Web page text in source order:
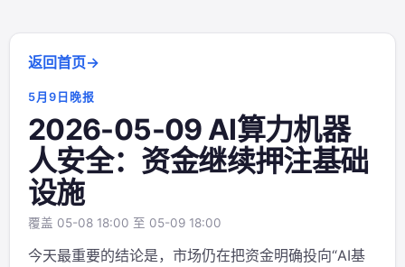
返回首页
5月9日晚报
2026-05-09 AI算力机器
人安全：资金继续押注基础
设施
覆盖 05-08 18:00 至 05-09 18:00
今天最重要的结论是，市场仍在把资金明确投向“AI基